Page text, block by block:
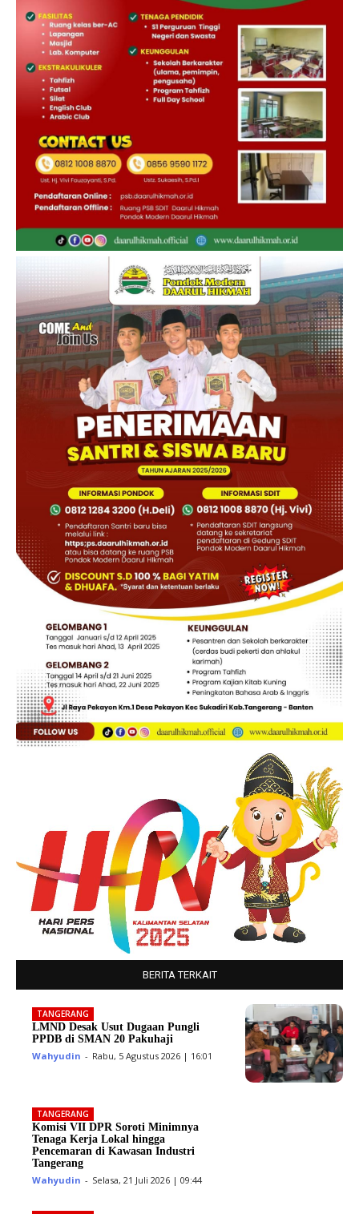
BERITA TERKAIT
TANGERANG
LMND Desak Usut Dugaan Pungli
PPDB di SMAN 20 Pakuhaji
Wahyudin - Rabu, 5 Agustus 2026 | 16:01
TANGERANG
Komisi VII DPR Soroti Minimnya
Tenaga Kerja Lokal hingga
Pencemaran di Kawasan Industri
Tangerang
Wahyudin - Selasa, 21 Juli 2026 | 09:44